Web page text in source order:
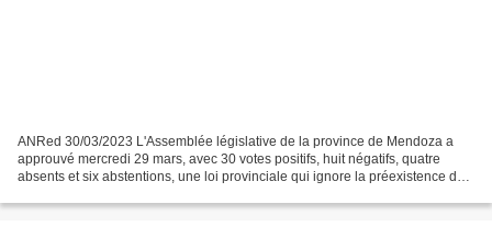
ANRed 30/03/2023 L'Assemblée législative de la province de Mendoza a
approuvé mercredi 29 mars, avec 30 votes positifs, huit négatifs, quatre
absents et six abstentions, une loi provinciale qui ignore la préexistence du